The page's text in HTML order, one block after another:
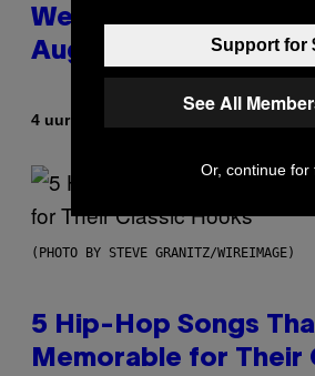
Weekly Horoscope:
August 15
4 uur geleden
(PHOTO BY STEVE GRANITZ/WIREIMAGE)
5 Hip-Hop Songs
Memorable for Their
Support for
See All
Or, continue for